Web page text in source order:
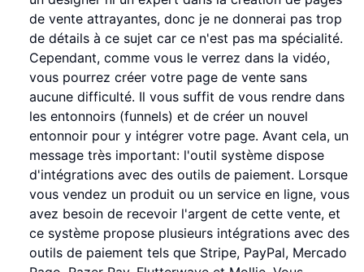
de vente attrayantes, donc je ne donnerai pas trop
de détails à ce sujet car ce n'est pas ma spécialité.
Cependant, comme vous le verrez dans la vidéo,
vous pourrez créer votre page de vente sans
aucune difficulté. Il vous suffit de vous rendre dans
les entonnoirs (funnels) et de créer un nouvel
entonnoir pour y intégrer votre page. Avant cela, un
message très important: l'outil système dispose
d'intégrations avec des outils de paiement. Lorsque
vous vendez un produit ou un service en ligne, vous
avez besoin de recevoir l'argent de cette vente, et
ce système propose plusieurs intégrations avec des
outils de paiement tels que Stripe, PayPal, Mercado